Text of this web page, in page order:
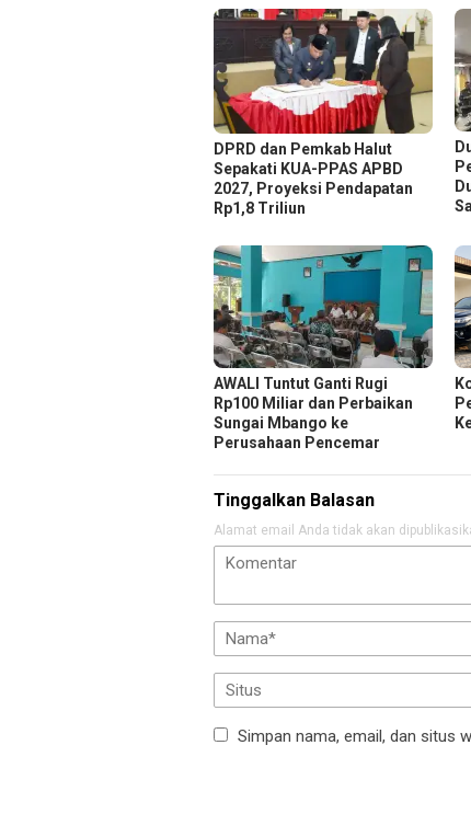
DPRD dan Pemkab Halut
Sepakati KUA-PPAS APBD
2027, Proyeksi Pendapatan
Rp1,8 Triliun
AWALI Tuntut Ganti Rugi
Rp100 Miliar dan Perbaikan
Sungai Mbango ke
Perusahaan Pencemar
Tinggalkan Balasan
Alamat email Anda tidak akan
Simpan nama, email, dan situs